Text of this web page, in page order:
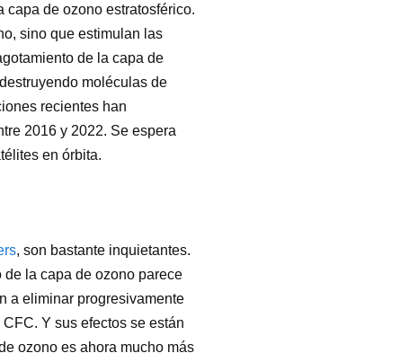
capa de ozono estratosférico.
sino que estimulan las
de la capa de
moléculas de
recientes han
2016 y 2022. Se espera
en órbita.
, son bastante inquietantes.
la capa de ozono parece
a eliminar progresivamente
Y sus efectos se están
ozono es ahora mucho más